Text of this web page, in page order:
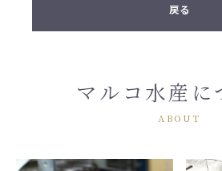
戻る
マルコ水産に
ABOUT